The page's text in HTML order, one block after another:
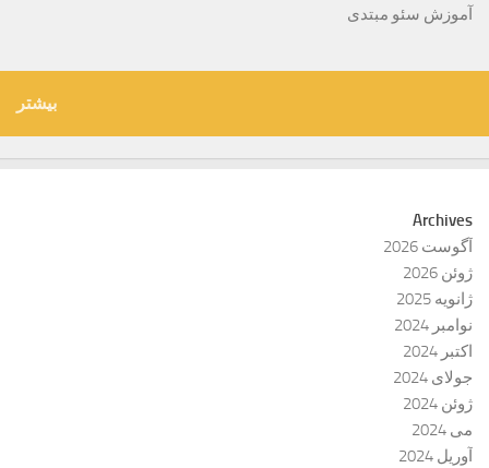
آموزش سئو مبتدی
بیشتر
Archives
آگوست 2026
ژوئن 2026
ژانویه 2025
نوامبر 2024
اکتبر 2024
جولای 2024
ژوئن 2024
می 2024
آوریل 2024